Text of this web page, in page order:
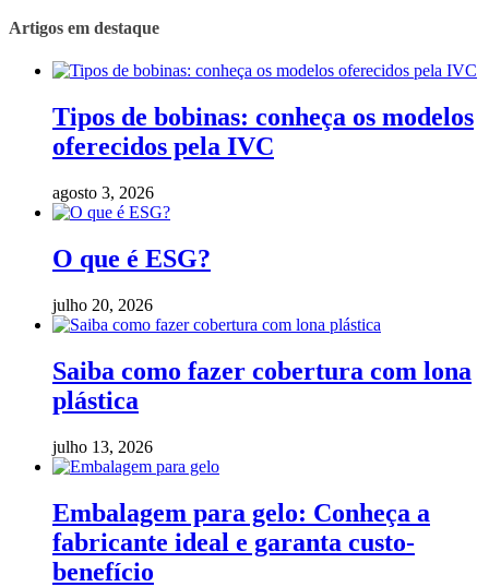
Artigos em destaque
Tipos de bobinas: conheça os modelos
oferecidos pela IVC
agosto 3, 2026
O que é ESG?
julho 20, 2026
Saiba como fazer cobertura com lona
plástica
julho 13, 2026
Embalagem para gelo: Conheça a
fabricante ideal e garanta custo-
benefício